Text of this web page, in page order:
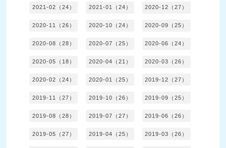
2021-02（24） 2021-01（24） 2020-12（27）
2020-11（26） 2020-10（24） 2020-09（25）
2020-08（28） 2020-07（25） 2020-06（24）
2020-05（18） 2020-04（21） 2020-03（26）
2020-02（24） 2020-01（25） 2019-12（27）
2019-11（27） 2019-10（26） 2019-09（25）
2019-08（28） 2019-07（27） 2019-06（26）
2019-05（27） 2019-04（25） 2019-03（26）